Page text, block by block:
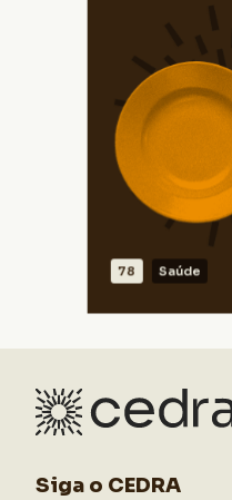
78 Saúde
Fonte: Pesquisa
VER DADOS
Siga o CEDRA